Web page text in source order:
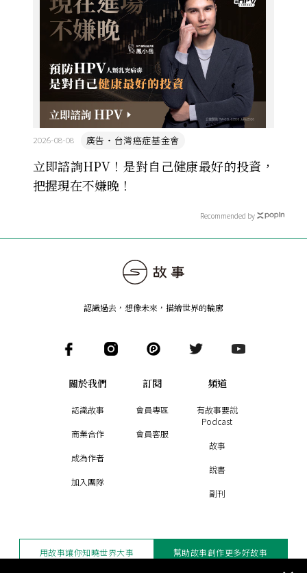
立即諮詢HPV！是對自己健康最好的投資，
把握現在不嫌晚！
廣告・台灣癌症基金會
2026-08-08
Recommended by
認識過去，想像未來 ， 描繪世界的輪廓
關於我們
認識故事
商業合作
成為作者
加入團隊
訂閱
會員專區
會員客服
頻道
有故事要說
Podcast
故事
說書
副刊
用故事讓你知曉世界大事 幫助故事創作更多好故事